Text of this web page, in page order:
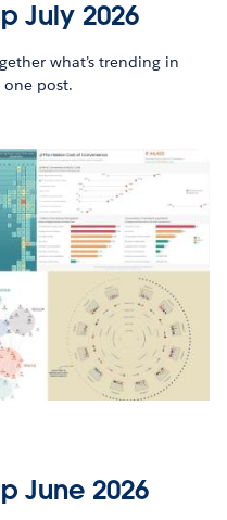
July 2026
what’s trending in
post.
June 2026